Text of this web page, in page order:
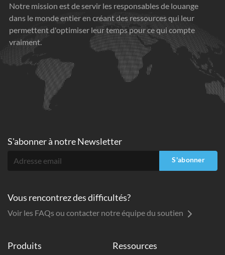
Notre mission est de servir les responsables de louange
dans le monde entier en créant des ressources qui leur
permettent d'optimiser leur temps pour ce qui compte
vraiment.
Produits Ressources
S'abonner à notre Newsletter
S'abonner
Vous rencontrez des difficultés?
Voir les FAQs ou contacter notre équipe du soutien